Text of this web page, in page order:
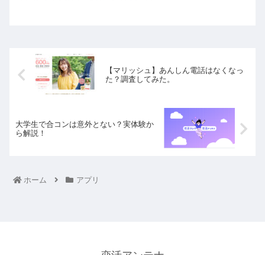
【マリッシュ】あんしん電話はなくなっ
た？調査してみた。
大学生で合コンは意外とない？実体験か
ら解説！
ホーム アプリ